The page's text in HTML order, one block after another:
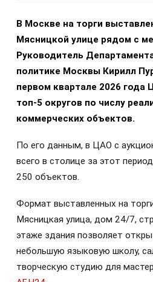
В Москве на торги
Мясницкой улице рядом с
Руководитель
политике Москвы Кирилл
первом квартале 2026 года
топ-5 округов по числу
коммерческих объектов.
По его данным, в ЦАО с
всего в столице за этот
250 объектов.
Формат выставленных на
Мясницкая улица, дом 24/7,
этаже здания позволяет
небольшую языковую школу,
творческую студию для